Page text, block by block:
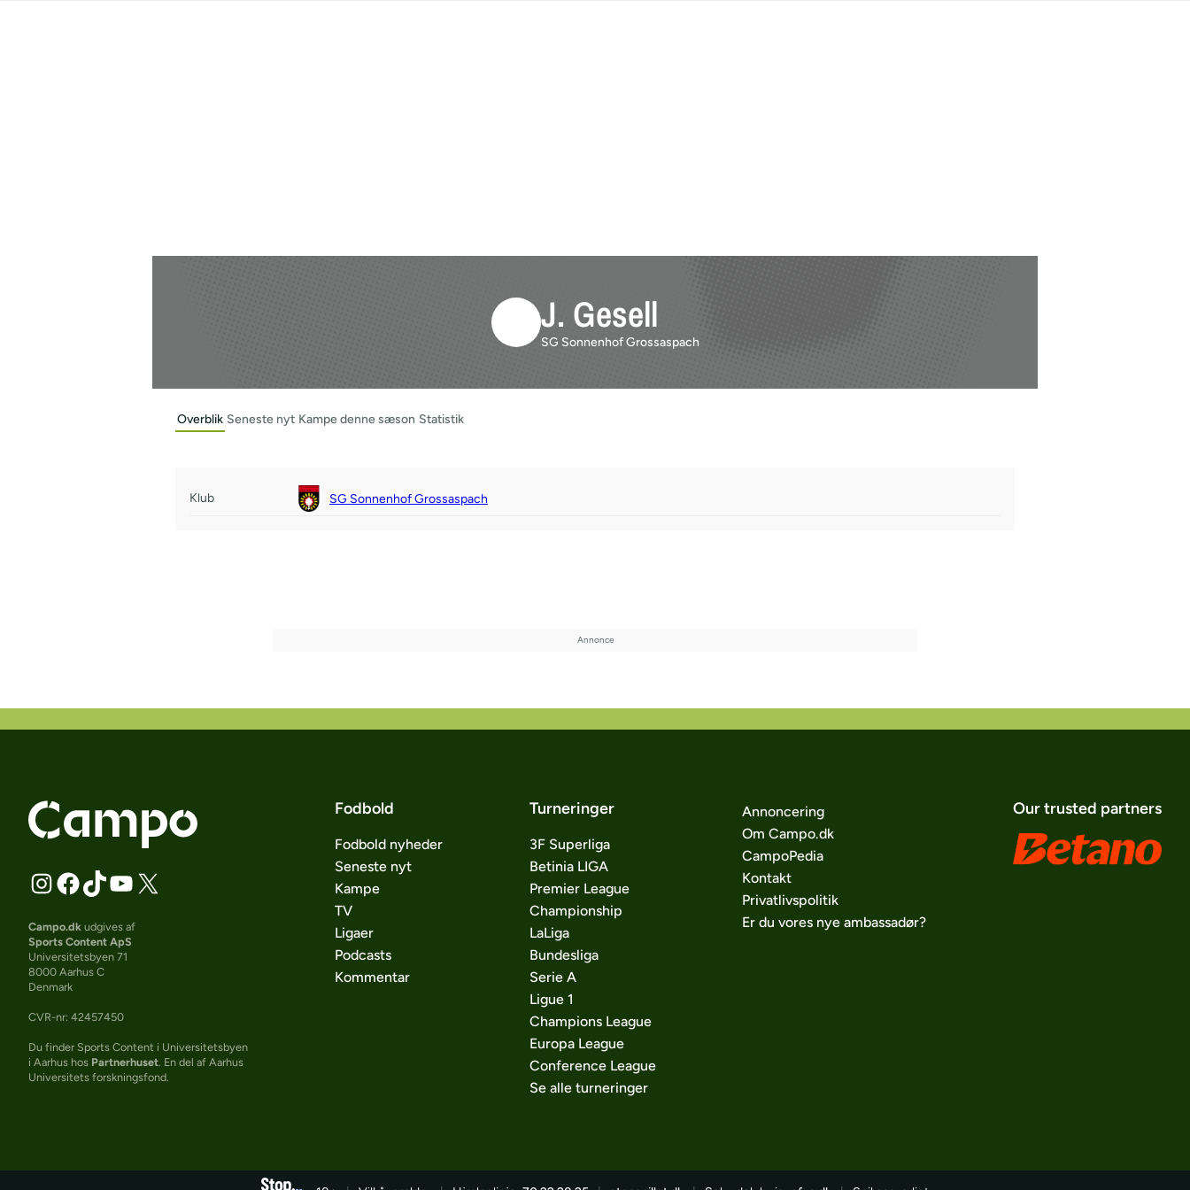
J. Gesell
SG Sonnenhof Grossaspach
Overblik Seneste nyt Kampe denne sæson Statistik
Klub SG Sonnenhof Grossaspach
Campo.dk udgives af
Sports Content ApS
Universitetsbyen 71
8000 Aarhus C
Denmark
CVR-nr: 42457450
Du finder Sports Content i Universitetsbyen
i Aarhus hos Partnerhuset . En del af Aarhus
Universitets forskningsfond.
Fodbold
Fodbold nyheder
Seneste nyt
Kampe
TV
Ligaer
Podcasts
Kommentar
Turneringer
3F Superliga
Betinia LIGA
Premier League
Championship
LaLiga
Bundesliga
Serie A
Ligue 1
Champions League
Europa League
Conference League
Se alle turneringer
Annoncering
Om Campo.dk
CampoPedia
Kontakt
Privatlivspolitik
Er du vores nye ambassadør?
Our trusted partners